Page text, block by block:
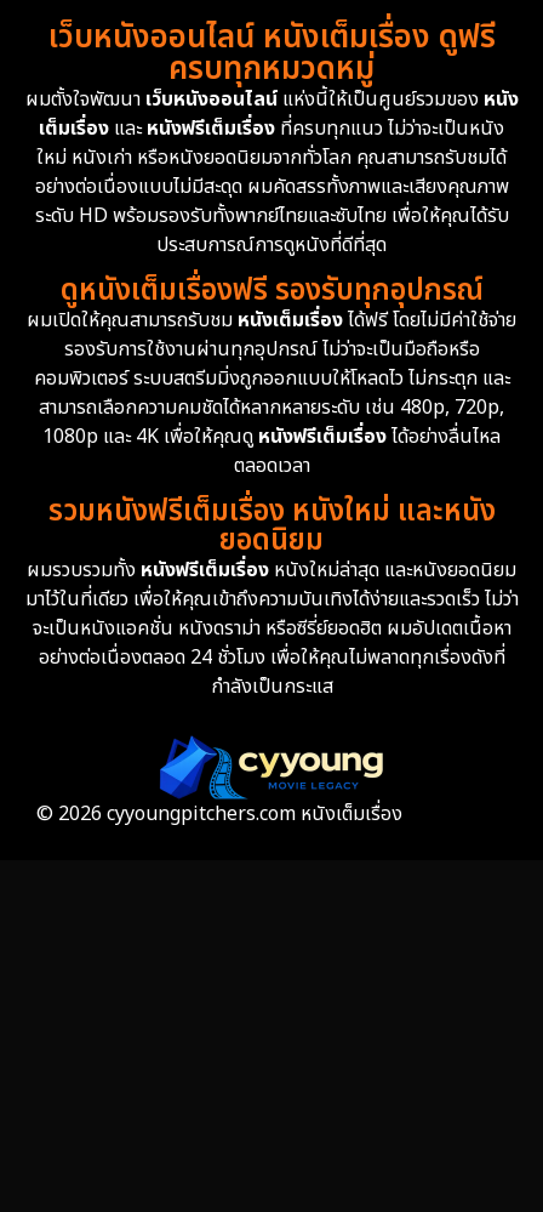
Detective สืบสวน
Disney+ 4
Documentary สารคดี 95
Drama ดราม่า
Dystopian 16
Emotional 61
Epic มหากาพย์ 225
Family ครอบครัว 372
Fantasy จินตนาการ 339
Fiction 9
1983
1982
1981
1974
1962
เว็บหนังออนไลน์ หนังเต็มเรื่อง ดูฟรี
ครบทุกหมวดหมู่
ผมตั้งใจพัฒนา เว็บหนังออนไลน์แห่งนี้ให้เป็นศูนย์รวมของ หนัง
เต็มเรื่อง และหนังฟรีเต็มเรื่อง ที่ครบทุกแนว ไม่ว่าจะเป็นหนัง
ใหม่ หนังเก่า หรือหนังยอดนิยมจากทั่วโลก คุณสามารถรับชมได้
อย่างต่อเนื่องแบบไม่มีสะดุด ผมคัดสรรทั้งภาพและเสียงคุณภาพ
ระดับ HD พร้อมรองรับทั้งพากย์ไทยและซับไทย เพื่อให้คุณได้รับ
ประสบการณ์การดูหนังที่ดีที่สุด
ดูหนังเต็มเรื่องฟรี รองรับทุกอุปกรณ์
ผมเปิดให้คุณสามารถรับชม หนังเต็มเรื่องได้ฟรี โดยไม่มีค่าใช้จ่าย
รองรับการใช้งานผ่านทุกอุปกรณ์ ไม่ว่าจะเป็นมือถือหรือ
คอมพิวเตอร์ ระบบสตรีมมิ่งถูกออกแบบให้โหลดไว ไม่กระตุก และ
สามารถเลือกความคมชัดได้หลากหลายระดับ เช่น 480p, 720p,
1080p และ 4K เพื่อให้คุณดูหนังฟรีเต็มเรื่องได้อย่างลื่นไหล
ตลอดเวลา
รวมหนังฟรีเต็มเรื่อง หนังใหม่ และหนัง
ยอดนิยม
ผมรวบรวมทั้ง หนังฟรีเต็มเรื่อง หนังใหม่ล่าสุด และหนังยอดนิยม
มาไว้ในที่เดียว เพื่อให้คุณเข้าถึงความบันเทิงได้ง่ายและรวดเร็ว ไม่ว่า
จะเป็นหนังแอคชั่น หนังดราม่า หรือซีรี่ย์ยอดฮิต ผมอัปเดตเนื้อหา
อย่างต่อเนื่องตลอด 24 ชั่วโมง เพื่อให้คุณไม่พลาดทุกเรื่องดังที่
กำลังเป็นกระแส
© 2026 cyyoungpitchers.com หนังเต็มเรื่อง